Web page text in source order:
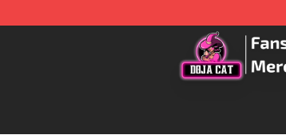
Doja Cat Store - Official Doja Cat